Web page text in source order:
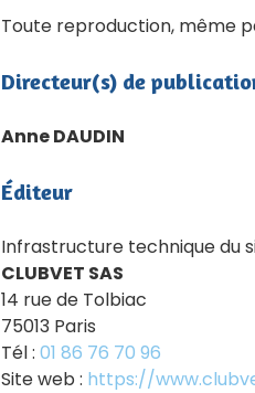
Toute reproduction, même
Directeur(s) de
Anne DAUDIN
Éditeur
Infrastructure technique du
CLUBVET SAS
14 rue de Tolbiac
75013 Paris
Tél : 01 86 76 70 96
Site web : https://